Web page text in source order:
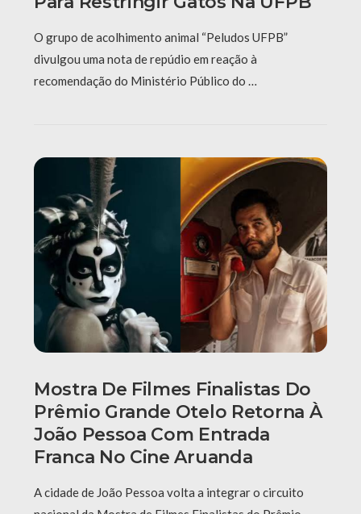
O grupo de acolhimento animal “Peludos UFPB”
divulgou uma nota de repúdio em reação à
recomendação do Ministério Público do …
Mostra De Filmes Finalistas Do
Prêmio Grande Otelo Retorna À
João Pessoa Com Entrada
Franca No Cine Aruanda
A cidade de João Pessoa volta a integrar o circuito